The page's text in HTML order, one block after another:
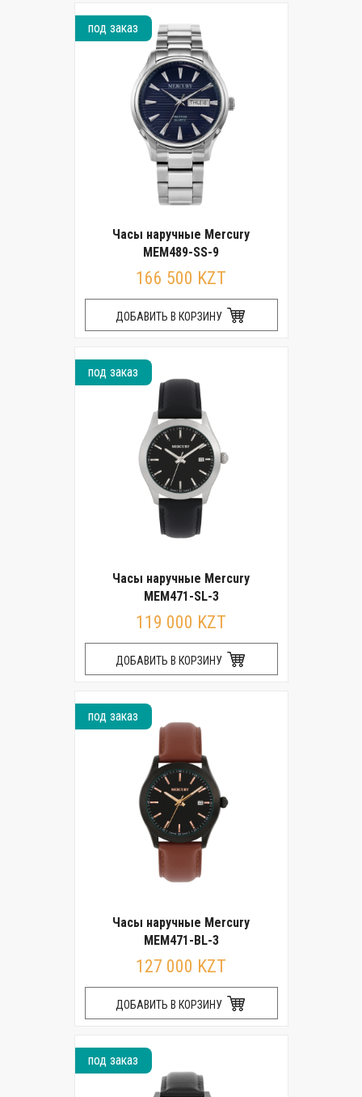
под заказ
Часы наручные Mercury
MEM489-SS-9
166 500 KZT
ДОБАВИТЬ В КОРЗИНУ
под заказ
Часы наручные Mercury
MEM471-SL-3
119 000 KZT
ДОБАВИТЬ В КОРЗИНУ
под заказ
Часы наручные Mercury
MEM471-BL-3
127 000 KZT
ДОБАВИТЬ В КОРЗИНУ
под заказ